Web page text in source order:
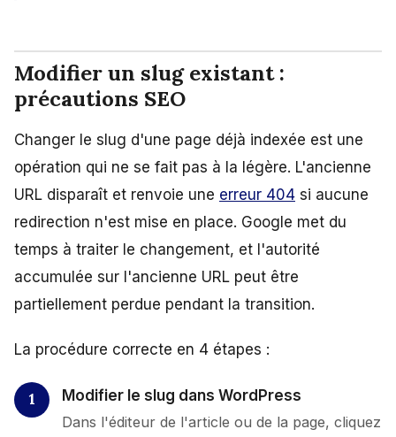
Modifier un slug existant :
précautions SEO
Changer le slug d'une page déjà indexée est une
opération qui ne se fait pas à la légère. L'ancienne
URL disparaît et renvoie une erreur 404 si aucune
redirection n'est mise en place. Google met du
temps à traiter le changement, et l'autorité
accumulée sur l'ancienne URL peut être
partiellement perdue pendant la transition.
La procédure correcte en 4 étapes :
Modifier le slug dans WordPress
Dans l'éditeur de l'article ou de la page, cliquez